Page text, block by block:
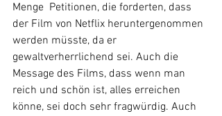
Menge  Petitionen, die forderten, dass
der Film von Netflix heruntergenommen
werden müsste, da er
gewaltverherrlichend sei. Auch die
Message des Films, dass wenn man
reich und schön ist, alles erreichen
könne, sei doch sehr fragwürdig. Auch